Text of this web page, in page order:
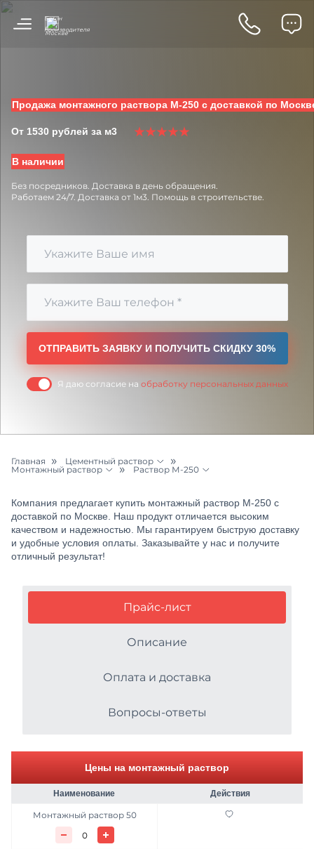
Бетон
от
производителя
в
Москве
Продажа монтажного раствора М-250 с доставкой по
От 1530 рублей за м3
В наличии
Без посредников. Доставка в день обращения.
Работаем 24/7. Доставка от 1м3. Помощь в строительстве.
ОТПРАВИТЬ ЗАЯВКУ И ПОЛУЧИТЬ СКИДКУ 30%
Я даю согласие на обработку персональных данных
Главная
Цементный раствор
Бетон и раствор
Щебень
Песок
Грунт
ЖБИ
Продажа противогололёдных реагентов
Услуги
Вторичные материалы
Стеновые материалы
Монтажный раствор
Раствор М-250
Раствор М-150
Раствор М-50
Компания предлагает купить монтажный раствор М-250 с
доставкой по Москве. Наш продукт отличается высоким
качеством и надежностью. Мы гарантируем быструю доставку
и удобные условия оплаты. Заказывайте у нас и получите
отличный результат!
Прайс-лист
Описание
Оплата и доставка
Вопросы-ответы
Цены на монтажный раствор
Наименование Действия
Монтажный раствор 50